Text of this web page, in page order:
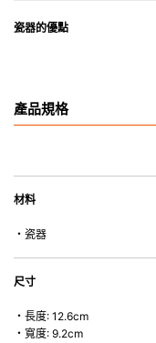
瓷器的優點
• 耐熱性極佳，適用於微波
• 可用於洗碗機。
• 合乎食用安全的塗層表面
*不可直接用於熱源上
產品規格
材料
・瓷器
尺寸
・長度: 12.6cm
・寬度: 9.2cm